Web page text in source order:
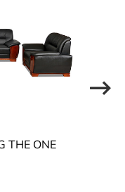
THE ONE